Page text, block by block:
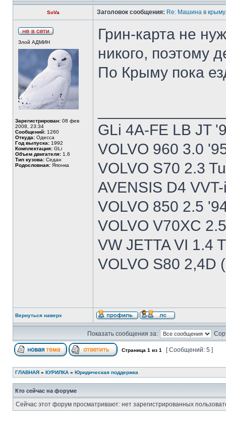
SoVa Заголовок сообщения: Re: Машина в
Злой АДМИН
Зарегистрирован: 08 фев
2008, 23:34
Сообщений: 1260
Откуда: Одесса
Год выпуска: 1992
Комплектация: GLi
Объем двигателя: 1.6
Тип кузова: Седан
Родословная: Японка
Грин-карта не
никого, поэтому
По Крыму пока
GLi 4A-FE LB JT
VOLVO 960 3.0
VOLVO S70 2.3
AVENSIS D4
VOLVO 850 2.5
VOLVO V70XC
VW JETTA VI 1.4
VOLVO S80 2,4D
Вернуться наверх
Показать сообщения за:
Страница 1 из 1 [ Сообщений: 5 ]
ГЛАВНАЯ » КУРИЛКА » Юридическая поддержка
Кто сейчас на форуме
Сейчас этот форум просматривают: нет зарегистрированных